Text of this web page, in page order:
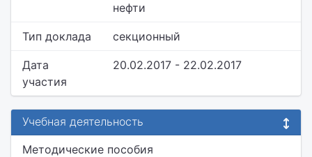
нефти
Тип доклада секционный
Дата
участия
20.02.2017 - 22.02.2017
Учебная деятельность
Методические пособия